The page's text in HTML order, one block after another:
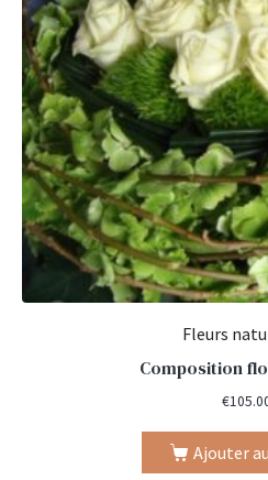
Fleurs
Composition
€
Ajouter